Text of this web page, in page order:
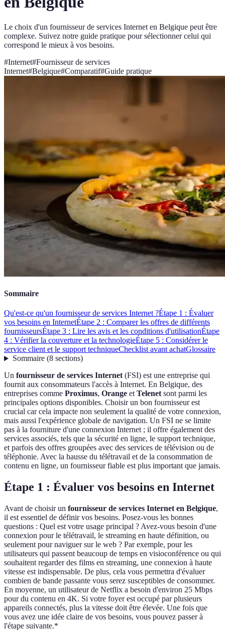
Le choix d'un fournisseur de services Internet en Belgique peut être
complexe. Suivez notre guide pratique pour sélectionner celui qui
correspond le mieux à vos besoins.
#Internet#Fournisseur de services
Internet#Belgique#Comparatif#Guide pratique
Sommaire
Qu'est-ce qu'un fournisseur de services Internet ?Étape 1 : Évaluer
vos besoins en InternetÉtape 2 : Comparer les offres de différents
fournisseursÉtape 3 : Lire les avis et les conditions d'utilisationÉtape
4 : Vérifier la couverture et la technologieÉtape 5 : Considérer le
service client et le support techniqueChecklist avant achatGlossaire
Sommaire(8 sections)
Un fournisseur de services Internet(FSI) est une entreprise qui
fournit aux consommateurs l'accès à Internet. En Belgique, des
entreprises comme Proximus, Orange etTelenetsont parmi les
principales options disponibles. Choisir un bon fournisseur est
crucial car cela impacte non seulement la qualité de votre connexion,
mais aussi l'expérience globale de navigation. Un FSI ne se limite
pas à la fourniture d'une connexion Internet ; il offre également des
services associés, tels que la sécurité en ligne, le support technique,
et parfois des offres groupées avec des services de télévision ou de
téléphonie. Avec la hausse du télétravail et de la consommation de
contenu en ligne, un fournisseur fiable est plus important que jamais.
Étape 1 : Évaluer vos besoins en Internet
Avant de choisir un fournisseur de services Internet en Belgique,
il est essentiel de définir vos besoins. Posez-vous les bonnes
questions : Quel est votre usage principal ? Avez-vous besoin d'une
connexion pour le télétravail, le streaming en haute définition, ou
seulement pour naviguer sur le web ? Par exemple, pour les
utilisateurs qui passent beaucoup de temps en visioconférence ou qui
souhaitent regarder des films en streaming, une connexion à haute
vitesse est indispensable. De plus, cela vous permettra d'évaluer
combien de bande passante vous serez susceptibles de consommer.
En moyenne, un utilisateur de Netflix a besoin d'environ 25 Mbps
pour du contenu en 4K. Si votre foyer est occupé par plusieurs
appareils connectés, plus la vitesse doit être élevée. Une fois que
vous avez une idée claire de vos besoins, vous pouvez passer à
l'étape suivante.*